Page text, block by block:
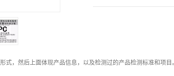
式，然后上面体现产品信息，以及检测过的产品检测标准和项目。